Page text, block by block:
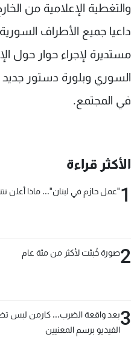
والتغطية الإعلامية من
داعيا جميع الأطراف
مستديرة لإجراء حوار حول
السوري وبلورة دستور جديد
في المجتمع.
الأكثر قراءة
1"عمل حازم في لبنان"... ماذا أعلن
2صورة خُبئت لأكثر من مئة عام
3بعد واقعة الضرب... كارمن لبس
الفيديو برسم المعنيين